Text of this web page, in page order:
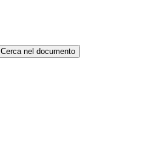
Cerca nel documento